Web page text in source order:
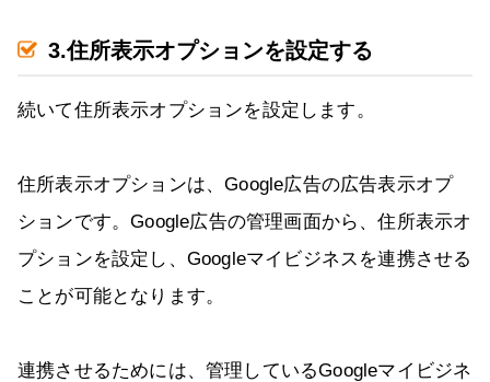
3.住所表示オプションを設定する
続いて住所表示オプションを設定します。
住所表示オプションは、Google広告の広告表示オプ
ションです。Google広告の管理画面から、住所表示オ
プションを設定し、Googleマイビジネスを連携させる
ことが可能となります。
連携させるためには、管理しているGoogleマイビジネ